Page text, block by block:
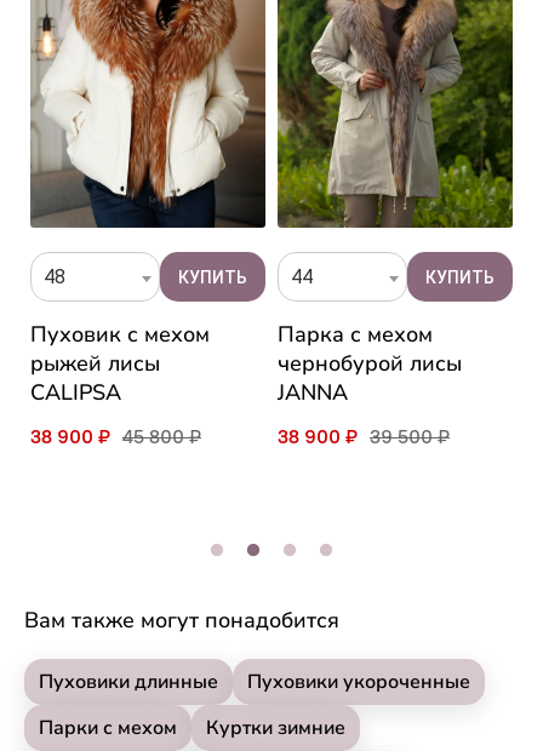
48
Пуховик с мехом
рыжей лисы
CALIPSA
38 900 ₽ 45 800 ₽
44
Парка с мехом
чернобурой лисы
JANNA
38 900 ₽ 39 500 ₽
Вам также могут понадобится
Пуховики длинные
Пуховики укороченные
Парки с мехом
Куртки зимние